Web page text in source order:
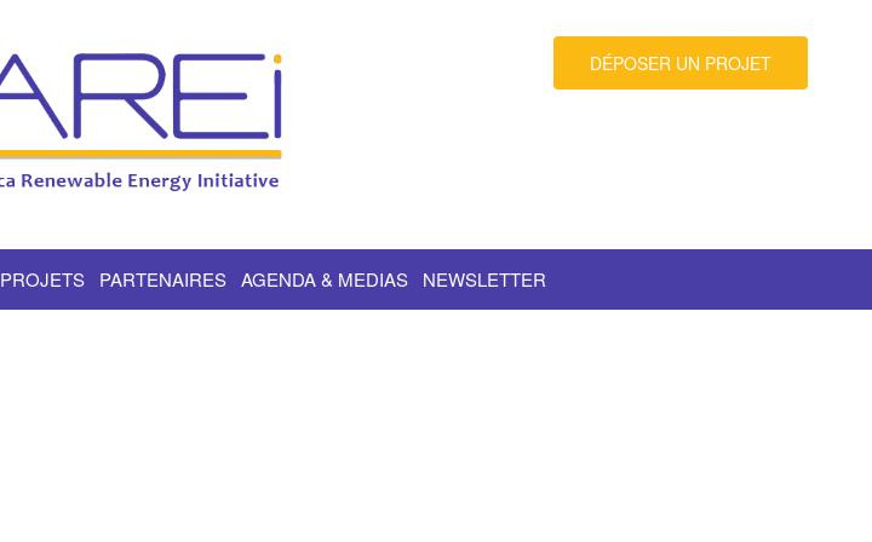
DÉPOSER UN PROJET
PROJETS PARTENAIRES AGENDA & MEDIAS NEWSLETTER